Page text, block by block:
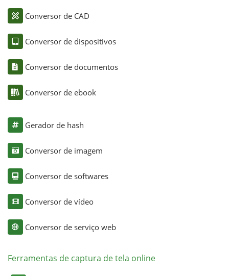
Conversor de CAD
Conversor de dispositivos
Conversor de documentos
Conversor de ebook
Gerador de hash
Conversor de imagem
Conversor de softwares
Conversor de vídeo
Conversor de serviço web
Ferramentas de captura de tela online